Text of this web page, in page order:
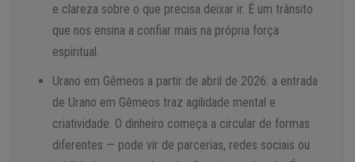
e clareza sobre o que precisa deixar ir. É um trânsito
que nos ensina a confiar mais na própria força
espiritual.
Urano em Gêmeos a partir de abril de 2026: a entrada
de Urano em Gêmeos traz agilidade mental e
criatividade. O dinheiro começa a circular de formas
diferentes — pode vir de parcerias, redes sociais ou